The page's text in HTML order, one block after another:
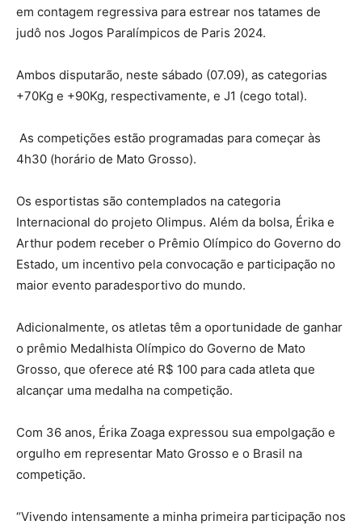
em contagem regressiva para estrear nos tatames de
judô nos Jogos Paralímpicos de Paris 2024.
Ambos disputarão, neste sábado (07.09), as categorias
+70Kg e +90Kg, respectivamente, e J1 (cego total).
As competições estão programadas para começar às
4h30 (horário de Mato Grosso).
Os esportistas são contemplados na categoria
Internacional do projeto Olimpus. Além da bolsa, Érika e
Arthur podem receber o Prêmio Olímpico do Governo do
Estado, um incentivo pela convocação e participação no
maior evento paradesportivo do mundo.
Adicionalmente, os atletas têm a oportunidade de ganhar
o prêmio Medalhista Olímpico do Governo de Mato
Grosso, que oferece até R$ 100 para cada atleta que
alcançar uma medalha na competição.
Com 36 anos, Érika Zoaga expressou sua empolgação e
orgulho em representar Mato Grosso e o Brasil na
competição.
“Vivendo intensamente a minha primeira participação nos